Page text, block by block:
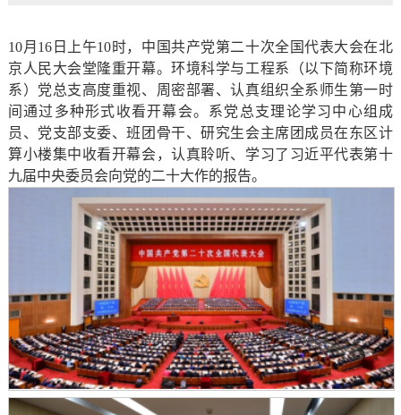
10月16日上午10时，中国共产党第二十次全国代表大会在北
京人民大会堂隆重开幕。环境科学与工程系（以下简称环境
系）党总支高度重视、周密部署、认真组织全系师生第一时
间通过多种形式收看开幕会。系党总支理论学习中心组成
员、党支部支委、班团骨干、研究生会主席团成员在东区计
算小楼集中收看开幕会，认真聆听、学习了习近平代表第十
九届中央委员会向党的二十大作的报告。